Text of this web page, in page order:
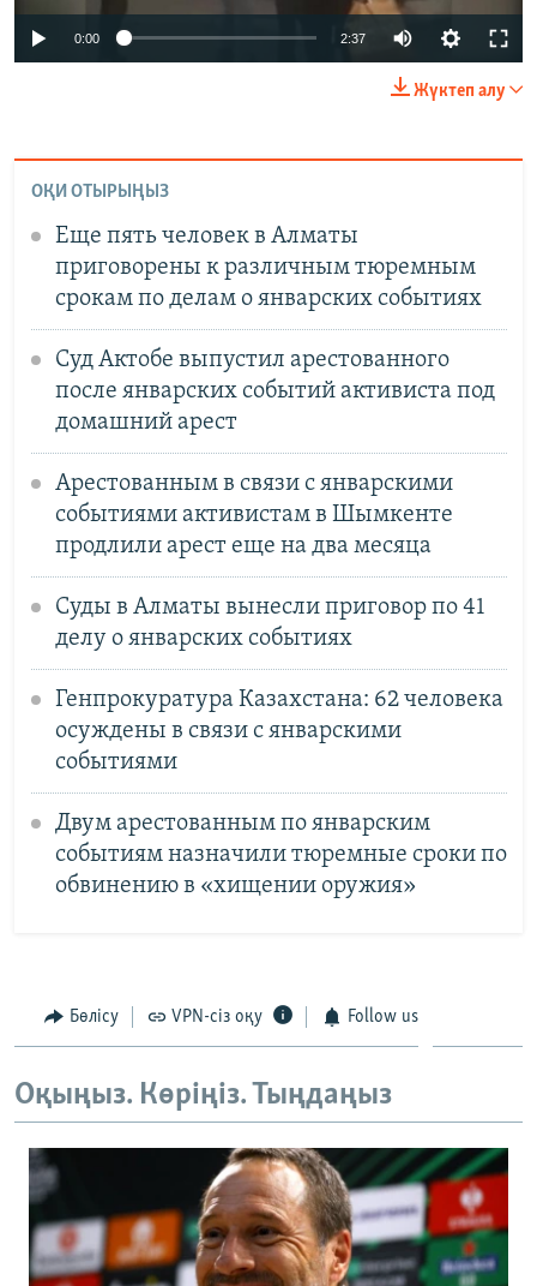
Auto 240p 360p 480p
0:00 2:37
480p
Жүктеп алу
ОҚИ ОТЫРЫҢЫЗ
Еще пять человек в Алматы
приговорены к различным тюремным
срокам по делам о январских событиях
Суд Актобе выпустил арестованного
после январских событий активиста под
домашний арест
Арестованным в связи с январскими
событиями активистам в Шымкенте
продлили арест еще на два месяца
Суды в Алматы вынесли приговор по 41
делу о январских событиях
Генпрокуратура Казахстана: 62 человека
осуждены в связи с январскими
событиями
Двум арестованным по январским
событиям назначили тюремные сроки по
обвинению в «хищении оружия»
Бөлісу VPN-сіз оқу Follow us
Оқыңыз. Көріңіз. Тыңдаңыз